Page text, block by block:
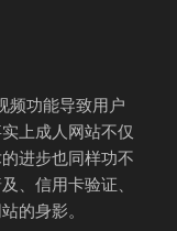
频功能导致用户
上成人网站不仅
进步也同样功不
、信用卡验证、
的身影。